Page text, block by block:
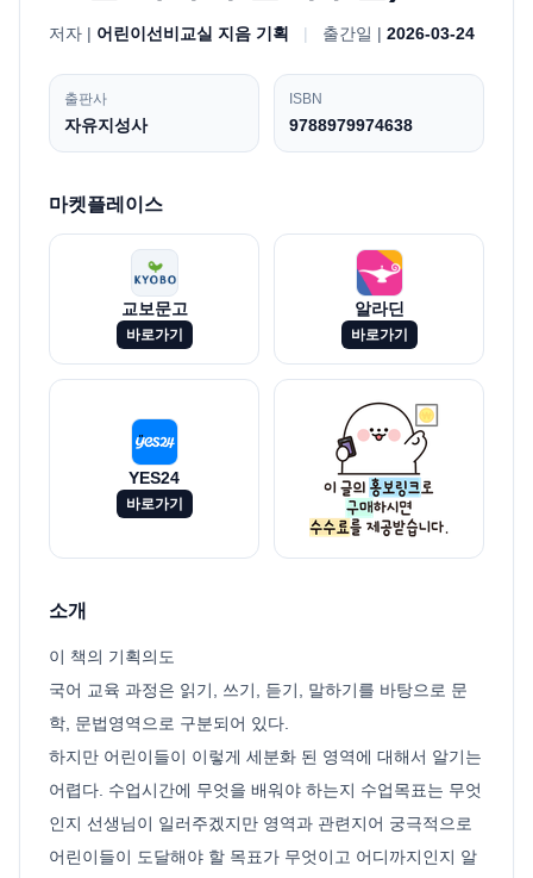
저자 | 어린이선비교실 지음 기획 | 출간일 | 2026-03-24
출판사
자유지성사
ISBN
9788979974638
마켓플레이스
교보문고
바로가기
알라딘
바로가기
YES24
바로가기
소개
이 책의 기획의도
국어 교육 과정은 읽기, 쓰기, 듣기, 말하기를 바탕으로 문
학, 문법영역으로 구분되어 있다.
하지만 어린이들이 이렇게 세분화 된 영역에 대해서 알기는
어렵다. 수업시간에 무엇을 배워야 하는지 수업목표는 무엇
인지 선생님이 일러주겠지만 영역과 관련지어 궁극적으로
어린이들이 도달해야 할 목표가 무엇이고 어디까지인지 알